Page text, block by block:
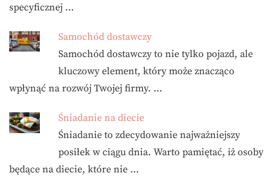
specyficznej …
Samochód dostawczy
Samochód dostawczy to nie tylko pojazd, ale
kluczowy element, który może znacząco
wpłynąć na rozwój Twojej firmy. …
Śniadanie na diecie
Śniadanie to zdecydowanie najważniejszy
posiłek w ciągu dnia. Warto pamiętać, iż osoby
będące na diecie, które nie …